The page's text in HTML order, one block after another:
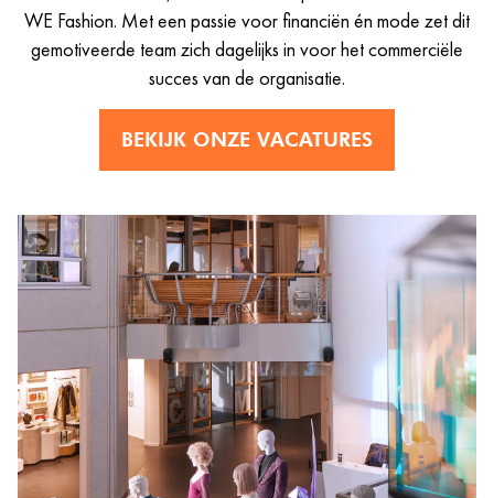
WE Fashion. Met een passie voor financiën én mode zet dit
gemotiveerde team zich dagelijks in voor het commerciële
succes van de organisatie.
BEKIJK ONZE VACATURES